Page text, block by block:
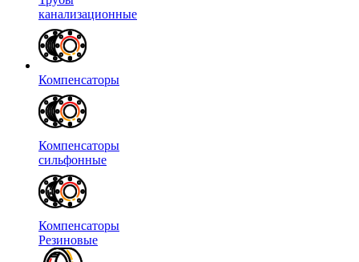
канализационные
Компенсаторы
Компенсаторы
сильфонные
Компенсаторы
Резиновые